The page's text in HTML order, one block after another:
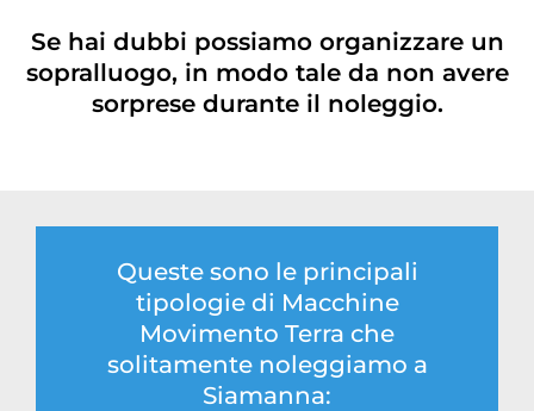
Se hai dubbi possiamo organizzare un
sopralluogo, in modo tale da non avere
sorprese durante il noleggio.
Queste sono le principali
tipologie di Macchine
Movimento Terra che
solitamente noleggiamo a
Siamanna: